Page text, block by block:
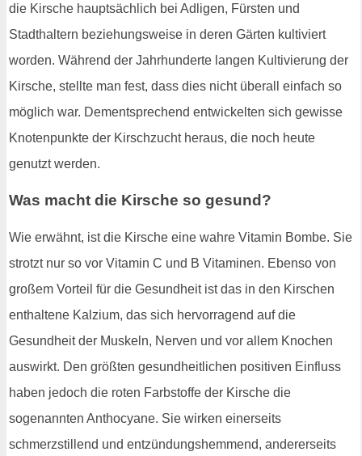
die Kirsche hauptsächlich bei Adligen, Fürsten und
Stadthaltern beziehungsweise in deren Gärten kultiviert
worden. Während der Jahrhunderte langen Kultivierung der
Kirsche, stellte man fest, dass dies nicht überall einfach so
möglich war. Dementsprechend entwickelten sich gewisse
Knotenpunkte der Kirschzucht heraus, die noch heute
genutzt werden.
Was macht die Kirsche so gesund?
Wie erwähnt, ist die Kirsche eine wahre Vitamin Bombe. Sie
strotzt nur so vor Vitamin C und B Vitaminen. Ebenso von
großem Vorteil für die Gesundheit ist das in den Kirschen
enthaltene Kalzium, das sich hervorragend auf die
Gesundheit der Muskeln, Nerven und vor allem Knochen
auswirkt. Den größten gesundheitlichen positiven Einfluss
haben jedoch die roten Farbstoffe der Kirsche die
sogenannten Anthocyane. Sie wirken einerseits
schmerzstillend und entzündungshemmend, andererseits